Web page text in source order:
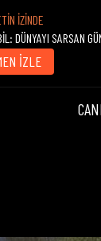
İZİNDE
DÜNYAYI SARSAN
İZLE